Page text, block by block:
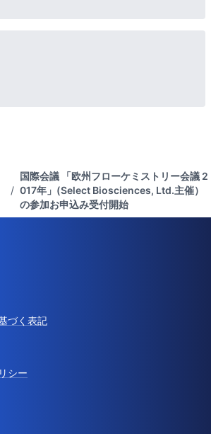
/
国際会議 「欧州フローケミストリー会議 2
017年」(Select Biosciences, Ltd.主催）
の参加お申込み受付開始
づく表記
シー